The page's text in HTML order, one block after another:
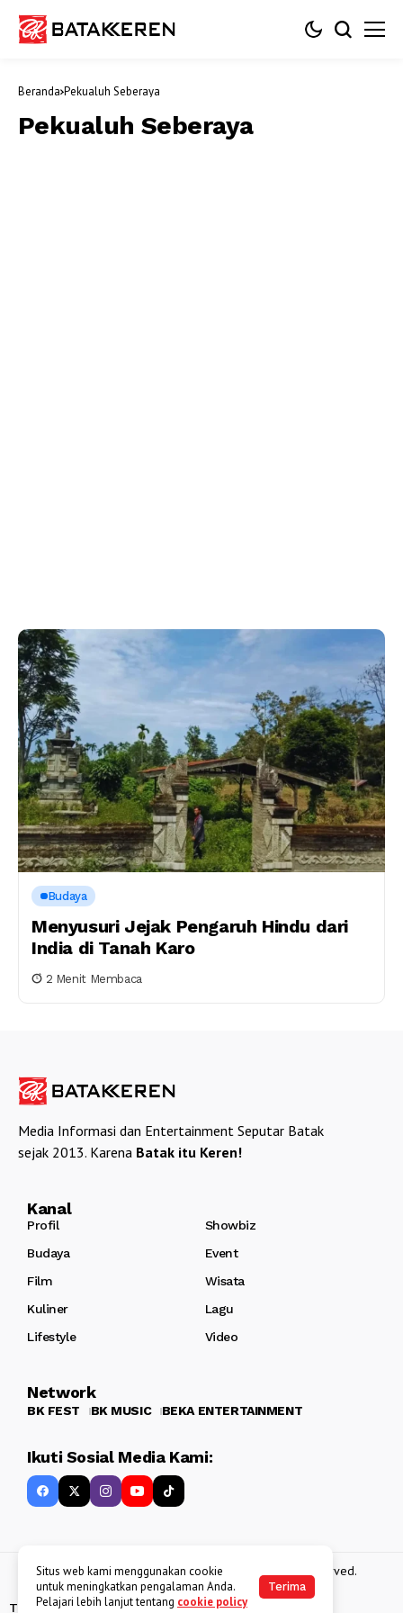
Beranda Pekualuh Seberaya
Pekualuh Seberaya
Budaya
Menyusuri Jejak Pengaruh Hindu dari
India di Tanah Karo
2 Menit Membaca
Media Informasi dan Entertainment Seputar Batak
sejak 2013. Karena Batak itu Keren!
Kanal
Profil
Showbiz
Budaya
Event
Film
Wisata
Kuliner
Lagu
Lifestyle
Video
Network
BK FEST BK MUSIC BEKA ENTERTAINMENT
Ikuti Sosial Media Kami:
Copyright 2013 - 2025BATAKKEREN . All rights reserved.
Tentang Kami Kebijakan Data Pribadi Disclaimer
Situs web kami menggunakan cookie
untuk meningkatkan pengalaman Anda.
Pelajari lebih lanjut tentang cookie policy
Terima